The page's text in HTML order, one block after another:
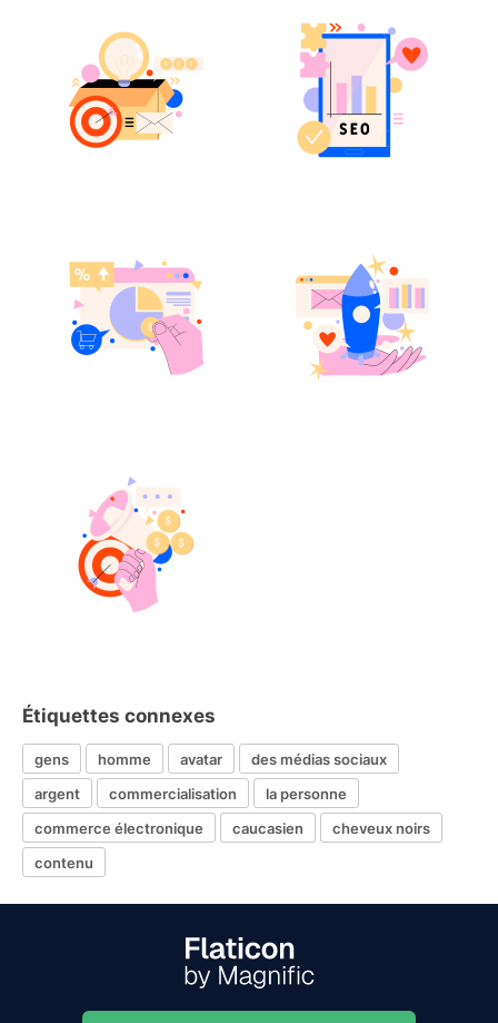
Étiquettes connexes
gens homme avatar
des médias sociaux
argent
commercialisation
la personne
commerce électronique
caucasien
cheveux noirs
contenu